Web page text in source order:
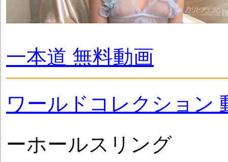
一本道 無料動画
ワールドコレクション
ーホールスリング